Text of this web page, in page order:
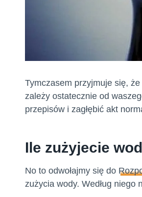
Tymczasem przyjmuje się,
zależy ostatecznie od
przepisów i zagłębić akt
Ile zużyjecie
No to odwołajmy się do
zużycia wody. Według niego